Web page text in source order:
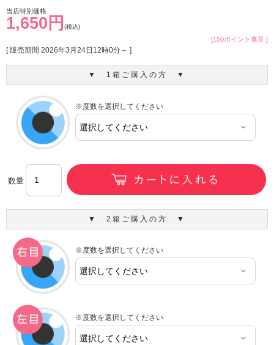
当店特別価格
1,650円 (税込)
[150ポイント進呈 ]
[ 販売期間 2026年3月24日12時0分～ ]
▼ 1箱ご購入の方 ▼
※度数を選択してください
数量
▼ 2箱ご購入の方 ▼
※度数を選択してください
※度数を選択してください